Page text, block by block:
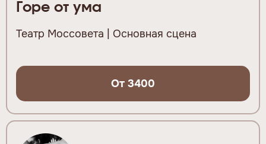
Горе от ума
Театр Моссовета | Основная сцена
От 3400